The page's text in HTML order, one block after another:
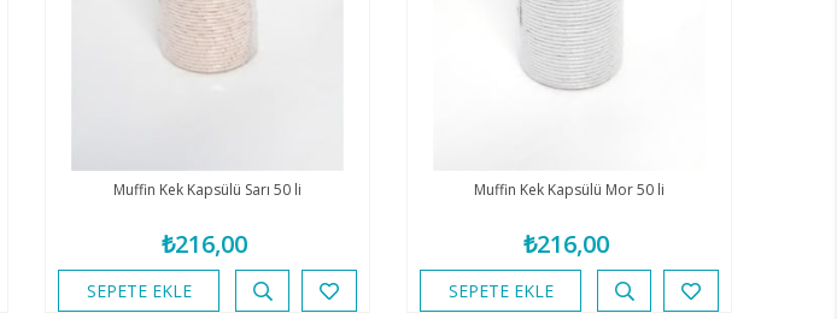
Muffin Kek Kapsülü Sarı 50 li
₺216,00
SEPETE EKLE
Muffin Kek Kapsülü Mor 50 li
₺216,00
SEPETE EKLE